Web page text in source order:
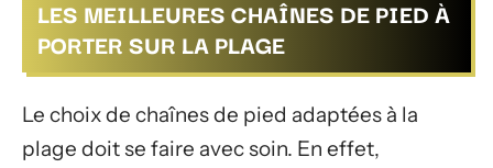
LES MEILLEURES CHAÎNES DE PIED À
PORTER SUR LA PLAGE
Le choix de chaînes de pied adaptées à la
plage doit se faire avec soin. En effet,